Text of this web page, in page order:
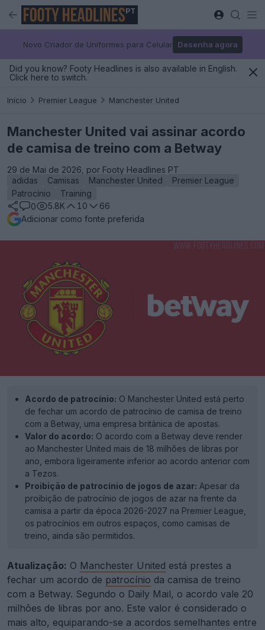
PT
Novo Criador de Uniformes para Celular Desenha agora
Did you know? Footy Headlines is also available in English.
Click here to switch.
Início Premier League Manchester United
Manchester United vai assinar acordo
de camisa de treino com a Betway
29 de Mai de 2026, por Footy Headlines PT
adidas
Camisas Manchester United
Premier League
Patrocínio
Training
0
5.8K 10
66
Adicionar como fonte preferida
Acordo de patrocínio: O Manchester United está perto
de fechar um acordo de patrocínio de camisa de treino
com a Betway, uma empresa britânica de apostas.
Valor do acordo: O acordo com a Betway deve render
ao Manchester United mais de 18 milhões de libras por
ano, embora ligeiramente inferior ao acordo anterior com
a Tezos.
Proibição de patrocínio de jogos de azar: Apesar da
proibição de patrocínio de jogos de azar na frente da
camisa a partir da época 2026-2027 na Premier League,
os patrocínios em outros espaços, como camisas de
treino, ainda são permitidos.
Atualização: O Manchester United está prestes a
fechar um acordo de patrocínio da camisa de treino
com a Betway. Segundo o Daily Mail, o acordo vale 20
milhões de libras por ano. Este valor é considerado o
mais alto, equiparando-se a acordos semelhantes entre